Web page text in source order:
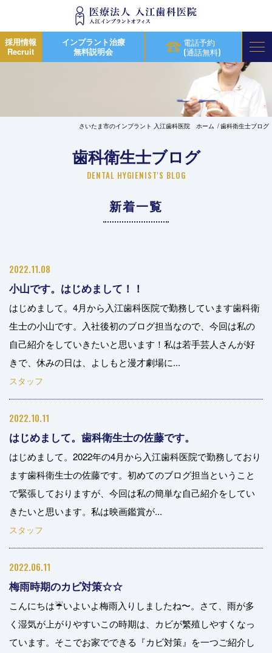
採用情報
Recruit
インプラント治療
無料説明会
電話予約
(通話無料)
さいたま市のインプラント 入江歯科医院 ホーム 歯科衛生士ブログ
歯科衛生士ブログ
DENTAL HYGIENIST'S BLOG
新着一覧
2022.11.08
小山です。はじめまして！！
はじめまして。4月から入江歯科医院で勤務しています歯科衛
生士の小山です。入社後初のブログ担当なので、今回は私の
自己紹介をしていきたいと思います！私は若手芸人さんが好
きで、休みの日は、よしもと漫才劇場に...
スタッフ
2022.10.11
はじめまして。歯科衛生士の佐藤です。
はじめまして。2022年の4月から入江歯科医院で勤務しており
ます歯科衛生士の佐藤です。初めてのブログ担当ということ
で緊張しておりますが、今回は私の簡単な自己紹介をしてい
きたいと思います。私は映画鑑賞が...
スタッフ
2022.06.11
梅雨時期のカビ対策☆☆
こんにちは☔️いよいよ梅雨入りしましたね〜。さて、雨が多
く湿気が上がりやすいこの時期は、カビが繁殖しやすくなっ
ています。そこでお家でできる『カビ対策』を一つご紹介し